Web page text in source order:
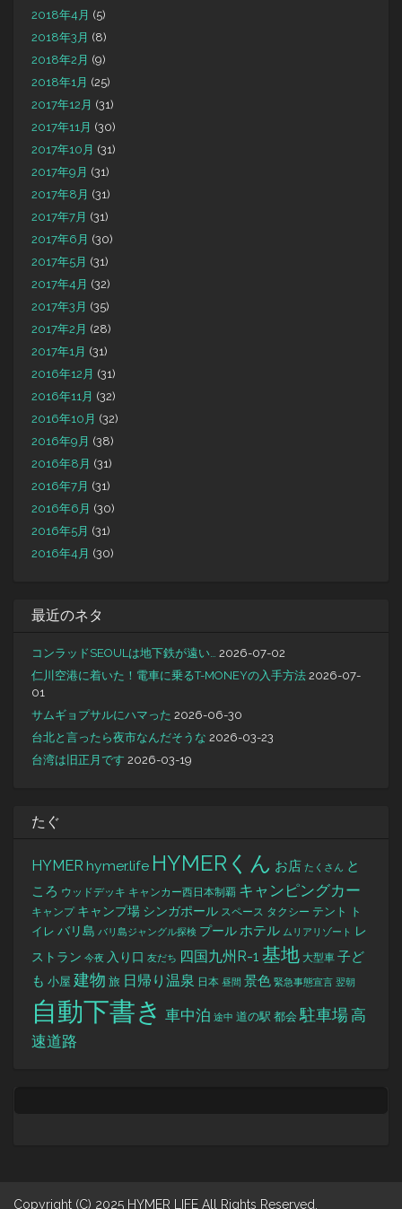
2018年4月 (5)
2018年3月 (8)
2018年2月 (9)
2018年1月 (25)
2017年12月 (31)
2017年11月 (30)
2017年10月 (31)
2017年9月 (31)
2017年8月 (31)
2017年7月 (31)
2017年6月 (30)
2017年5月 (31)
2017年4月 (32)
2017年3月 (35)
2017年2月 (28)
2017年1月 (31)
2016年12月 (31)
2016年11月 (32)
2016年10月 (32)
2016年9月 (38)
2016年8月 (31)
2016年7月 (31)
2016年6月 (30)
2016年5月 (31)
2016年4月 (30)
最近のネタ
コンラッドSEOULは地下鉄が遠い…
2026-07-02
仁川空港に着いた！電車に乗るT-MONEYの入手方法 2026-07-
01
サムギョプサルにハマった 2026-06-30
台北と言ったら夜市なんだそうな 2026-03-23
台湾は旧正月です 2026-03-19
たぐ
HYMER hymer.life HYMERくん お店 たくさん と
ころ ウッドデッキ キャンカー西日本制覇 キャンピングカー
キャンプ キャンプ場 シンガポール スペース タクシー テント
ト
イレ バリ島 バリ島ジャングル探検 プールホテル ムリアリゾート
レ
ストラン 今夜 入り口 友だち 四国九州R-1 基地 大型車 子ど
も 小屋 建物 旅 日帰り温泉 日本 昼間 景色 緊急事態宣言 翌朝
自動下書き 車中泊 途中 道の駅 都会 駐車場高
速道路
Copyright (C) 2025 HYMER LIFE All Rights Reserved.